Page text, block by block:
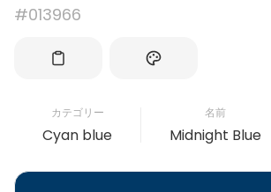
#013966
カテゴリー
Cyan blue
名前
Midnight Blue